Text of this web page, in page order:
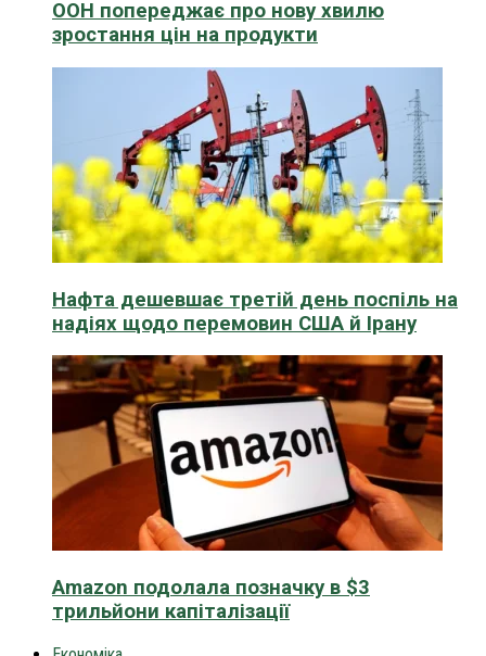
ООН попереджає про нову хвилю
зростання цін на продукти
Нафта дешевшає третій день поспіль на
надіях щодо перемовин США й Ірану
Amazon подолала позначку в $3
трильйони капіталізації